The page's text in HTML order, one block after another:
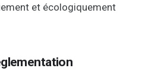
et écologiquement